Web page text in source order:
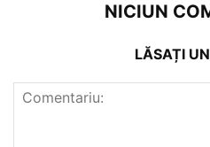
NICIUN
LĂSAȚI